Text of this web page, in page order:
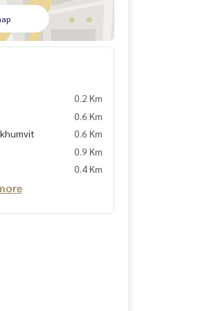
0.2 Km
0.6 Km
0.6 Km
0.9 Km
0.4 Km